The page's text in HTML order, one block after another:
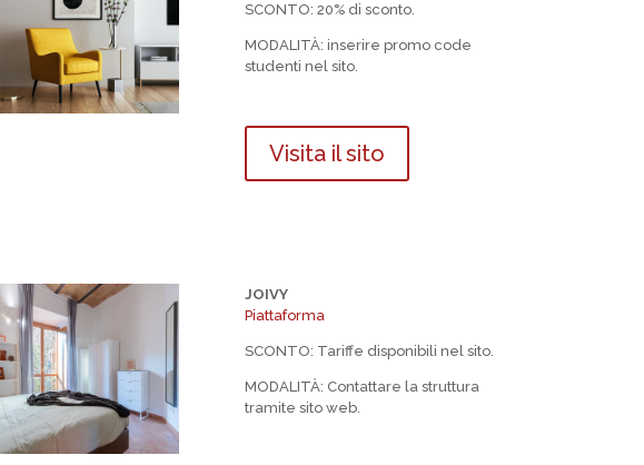
SCONTO: 20% di sconto.
MODALITÀ: inserire promo code
studenti nel sito.
Visita il sito
JOIVY
Piattaforma
SCONTO: Tariffe disponibili nel sito.
MODALITÀ: Contattare la struttura
tramite sito web.